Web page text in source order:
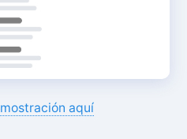
aquí